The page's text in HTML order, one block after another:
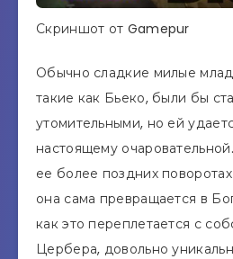
Скриншот от Gamepur
Обычно сладкие милые
такие как Бьеко, были бы
утомительными, но ей
настоящему
ее более поздних
она сама превращается в
как это переплетается с
Цербера, довольно